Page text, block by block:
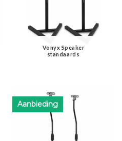
Vonyx Speaker
standaards
Aanbieding